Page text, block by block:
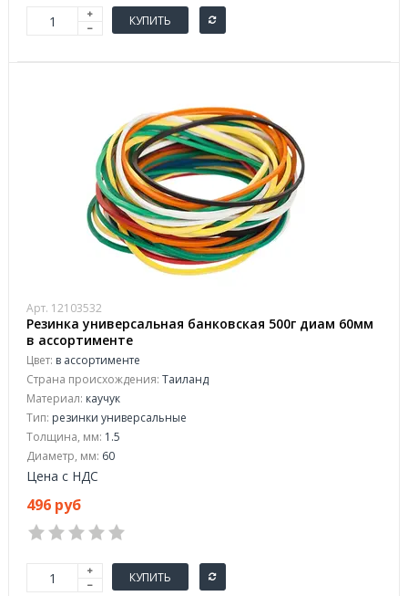
КУПИТЬ
Арт. 12103532
Резинка универсальная банковская 500г диам 60мм
в ассортименте
Цвет: в ассортименте
Страна происхождения: Таиланд
Материал: каучук
Тип: резинки универсальные
Толщина, мм: 1.5
Диаметр, мм: 60
Цена с НДС
496 руб
КУПИТЬ